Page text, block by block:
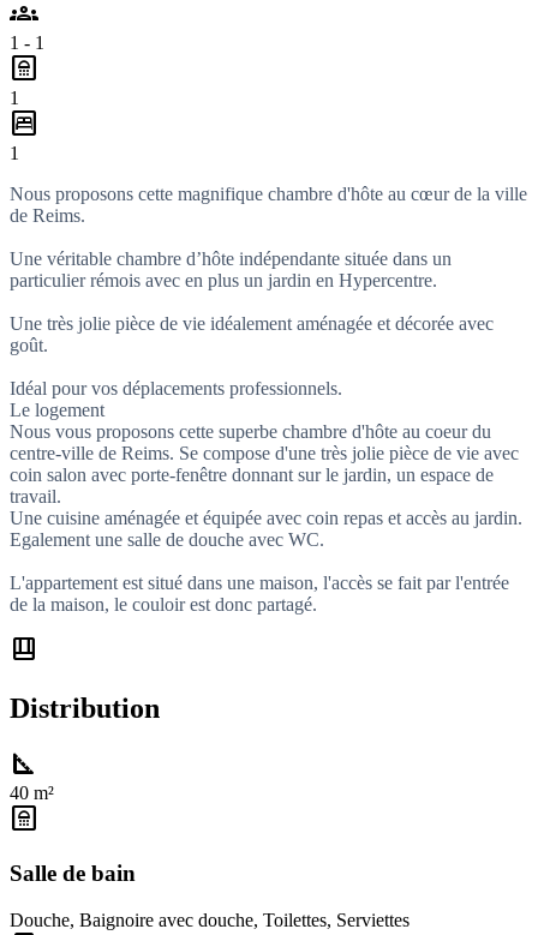
groups
1 - 1
bathroom
1
bedroom_parent
1
Nous proposons cette magnifique chambre d'hôte au cœur de la ville
de Reims.
Une véritable chambre d’hôte indépendante située dans un
particulier rémois avec en plus un jardin en Hypercentre.
Une très jolie pièce de vie idéalement aménagée et décorée avec
goût.
Idéal pour vos déplacements professionnels.
Le logement
Nous vous proposons cette superbe chambre d'hôte au coeur du
centre-ville de Reims. Se compose d'une très jolie pièce de vie avec
coin salon avec porte-fenêtre donnant sur le jardin, un espace de
travail.
Une cuisine aménagée et équipée avec coin repas et accès au jardin.
Egalement une salle de douche avec WC.
L'appartement est situé dans une maison, l'accès se fait par l'entrée
de la maison, le couloir est donc partagé.
shelf_position
Distribution
square_foot
40 m²
bathroom
Salle de bain
Douche, Baignoire avec douche, Toilettes, Serviettes